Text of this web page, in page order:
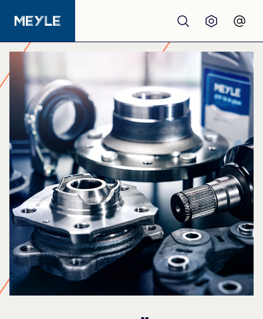
Produkte
Qualität
Werkstätten
Großhandel
Über Uns
Content Hub